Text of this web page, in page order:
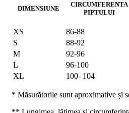
DIMENSIUNE
CIRCUMFERENTA
PIPTULUI
XS 86-88
S
88-92
M
92-96
L
96-100
XL
100- 104
* Măsurătorile sunt aproximative și